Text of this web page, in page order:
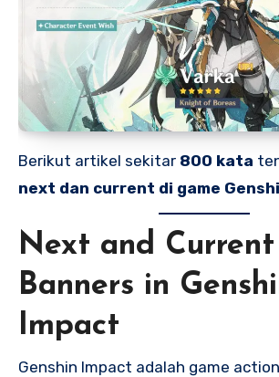
Berikut artikel sekitar 800 kata
next dan current di game
Next and Current
Banners in
Impact
Genshin Impact adalah game